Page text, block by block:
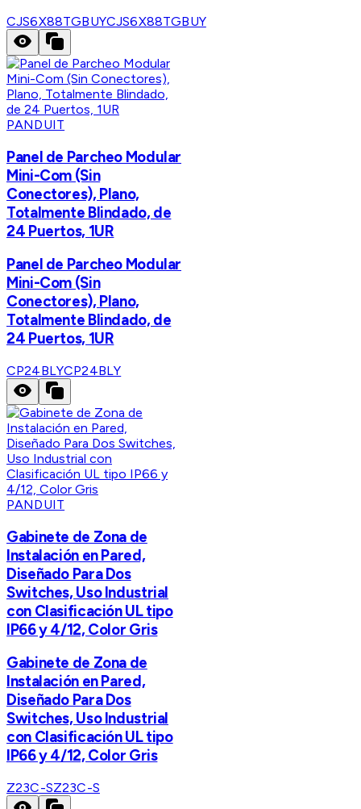
CJS6X88TGBUYCJS6X88TGBUY
PANDUIT
Panel de Parcheo Modular
Mini-Com (Sin
Conectores), Plano,
Totalmente Blindado, de
24 Puertos, 1UR
Panel de Parcheo Modular
Mini-Com (Sin
Conectores), Plano,
Totalmente Blindado, de
24 Puertos, 1UR
CP24BLYCP24BLY
PANDUIT
Gabinete de Zona de
Instalación en Pared,
Diseñado Para Dos
Switches, Uso Industrial
con Clasificación UL tipo
IP66 y 4/12, Color Gris
Gabinete de Zona de
Instalación en Pared,
Diseñado Para Dos
Switches, Uso Industrial
con Clasificación UL tipo
IP66 y 4/12, Color Gris
Z23C-SZ23C-S